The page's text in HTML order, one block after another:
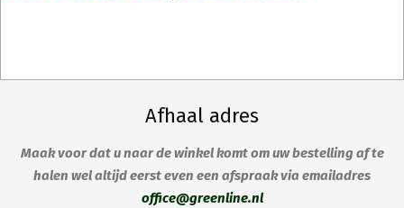
Afhaal adres
Maak voor dat u naar de winkel komt om uw bestelling af te
halen wel altijd eerst even een afspraak via emailadres
office@greenline.nl